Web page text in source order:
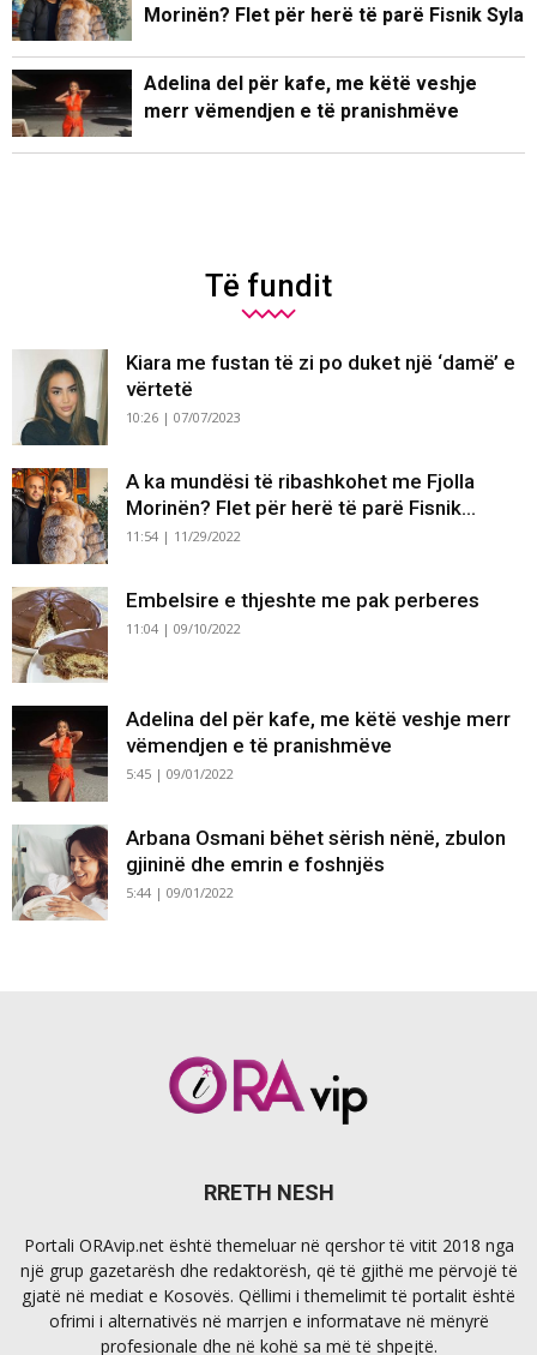
Morinën? Flet për herë të parë Fisnik Syla
Adelina del për kafe, me këtë veshje
merr vëmendjen e të pranishmëve
Të fundit
Kiara me fustan të zi po duket një ‘damë’ e
vërtetë
10:26 | 07/07/2023
A ka mundësi të ribashkohet me Fjolla
Morinën? Flet për herë të parë Fisnik...
11:54 | 11/29/2022
Embelsire e thjeshte me pak perberes
11:04 | 09/10/2022
Adelina del për kafe, me këtë veshje merr
vëmendjen e të pranishmëve
5:45 | 09/01/2022
Arbana Osmani bëhet sërish nënë, zbulon
gjininë dhe emrin e foshnjës
5:44 | 09/01/2022
RRETH NESH
Portali ORAvip.net është themeluar në qershor të vitit 2018 nga
një grup gazetarësh dhe redaktorësh, që të gjithë me përvojë të
gjatë në mediat e Kosovës. Qëllimi i themelimit të portalit është
ofrimi i alternativës në marrjen e informatave në mënyrë
profesionale dhe në kohë sa më të shpejtë.